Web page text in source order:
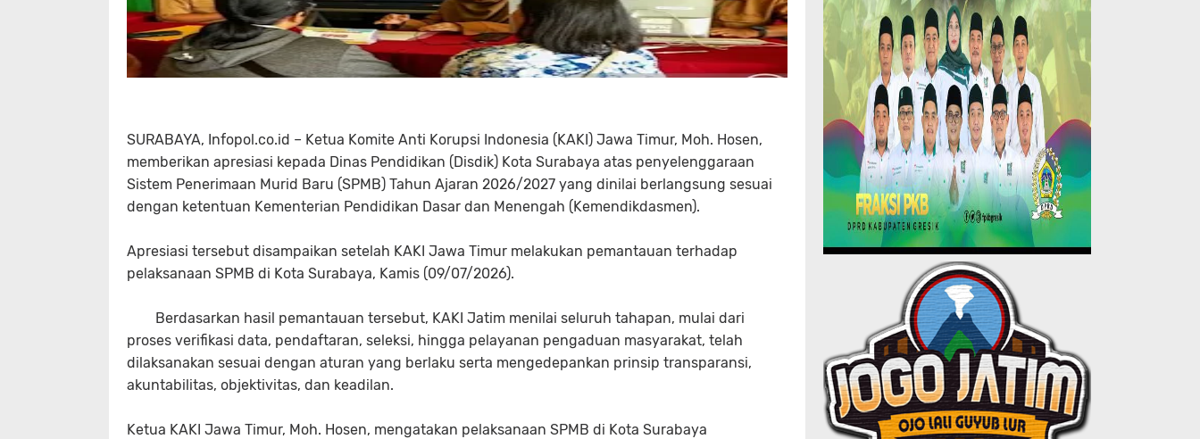
SURABAYA, Infopol.co.id – Ketua Komite Anti Korupsi Indonesia (KAKI) Jawa Timur, Moh. Hosen,
memberikan apresiasi kepada Dinas Pendidikan (Disdik) Kota Surabaya atas penyelenggaraan
Sistem Penerimaan Murid Baru (SPMB) Tahun Ajaran 2026/2027 yang dinilai berlangsung sesuai
dengan ketentuan Kementerian Pendidikan Dasar dan Menengah (Kemendikdasmen).
Apresiasi tersebut disampaikan setelah KAKI Jawa Timur melakukan pemantauan terhadap
pelaksanaan SPMB di Kota Surabaya, Kamis (09/07/2026).
Berdasarkan hasil pemantauan tersebut, KAKI Jatim menilai seluruh tahapan, mulai dari
proses verifikasi data, pendaftaran, seleksi, hingga pelayanan pengaduan masyarakat, telah
dilaksanakan sesuai dengan aturan yang berlaku serta mengedepankan prinsip transparansi,
akuntabilitas, objektivitas, dan keadilan.
Ketua KAKI Jawa Timur, Moh. Hosen, mengatakan pelaksanaan SPMB di Kota Surabaya